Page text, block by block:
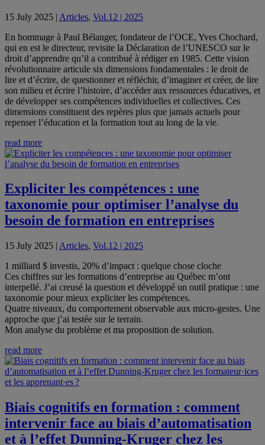
15 July 2025 | Articles, Vol.12 | 2025
En hommage à Paul Bélanger, fondateur de l’OCE, Yves Chochard,
qui en est le directeur, revisite la Déclaration de l’UNESCO sur le
droit d’apprendre qu’il a contribué à rédiger en 1985. Cette vision
révolutionnaire articule six dimensions fondamentales : le droit de
lire et d’écrire, de questionner et réfléchir, d’imaginer et créer, de lire
son milieu et écrire l’histoire, d’accéder aux ressources éducatives, et
de développer ses compétences individuelles et collectives. Ces
dimensions constituent des repères plus que jamais actuels pour
repenser l’éducation et la formation tout au long de la vie.
read more
Expliciter les compétences : une
taxonomie pour optimiser l’analyse du
besoin de formation en entreprises
15 July 2025 | Articles, Vol.12 | 2025
1 milliard $ investis, 20% d’impact : quelque chose cloche
Ces chiffres sur les formations d’entreprise au Québec m’ont
interpellé. J’ai creusé la question et développé un outil pratique : une
taxonomie pour mieux expliciter les compétences.
Quatre niveaux, du comportement observable aux micro-gestes. Une
approche que j’ai testée sur le terrain.
Mon analyse du problème et ma proposition de solution.
read more
Biais cognitifs en formation : comment
intervenir face au biais d’automatisation
et à l’effet Dunning-Kruger chez les